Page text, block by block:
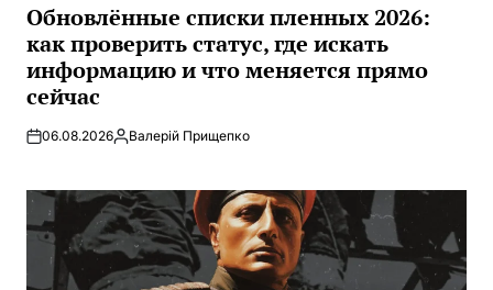
В
Обновлённые списки пленных 2026:
как проверить статус, где искать
информацию и что меняется прямо
сейчас
06.08.2026Запись
Валерій Прищепко